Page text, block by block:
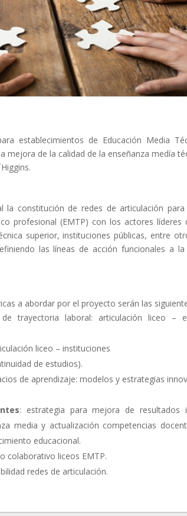
establecimientos de Educación Media
mejora de la calidad de la enseñanza medía
constitución de redes de articulación para
profesional (EMTP) con los actores líderes
superior, instituciones públicas, entre
las líneas de acción funcionales a
a abordar por el proyecto serán las
trayectoria laboral: articulación liceo –
liceo – instituciones
de estudios).
de aprendizaje: modelos y estrategias
: estrategia para mejora de resultados
media y actualización competencias
educacional.
colaborativo liceos EMTP.
redes de articulación.